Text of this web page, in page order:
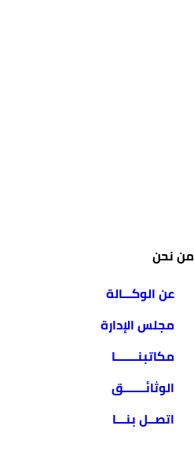
من نحن
عن الوكـــالة
مجلس الإدارة
مكاتبنـــــــا
الوثائـــــــق
اتصــل بنـــا